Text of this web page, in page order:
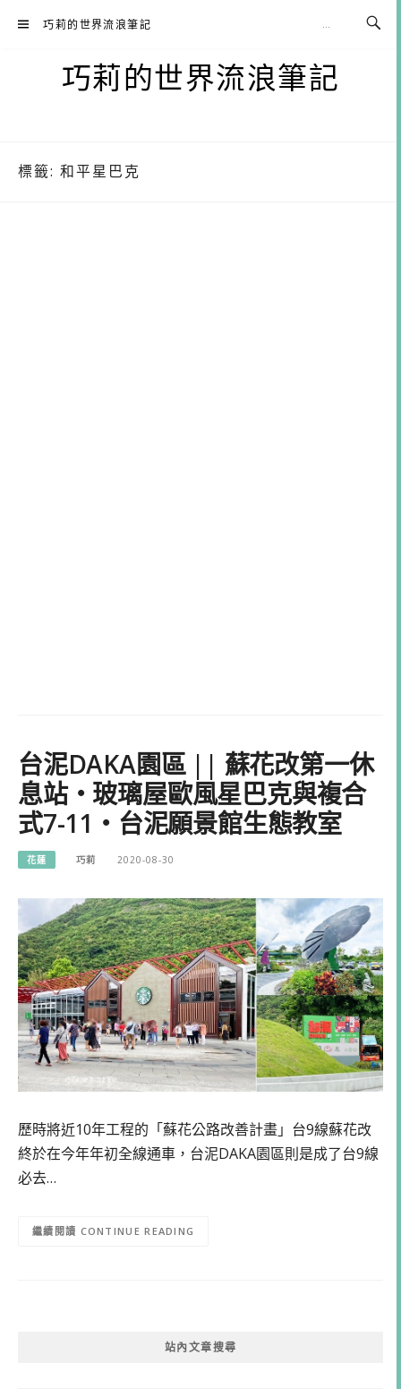
巧莉的世界流浪筆記
巧莉的世界流浪筆記
標籤: 和平星巴克
台泥DAKA園區 || 蘇花改第一休
息站・玻璃屋歐風星巴克與複合
式7-11・台泥願景館生態教室
花蓮 巧莉 2020-08-30
歷時將近10年工程的「蘇花公路改善計畫」台9線蘇花改
終於在今年年初全線通車，台泥DAKA園區則是成了台9線
必去…
CONTINUE READING
站內文章搜尋